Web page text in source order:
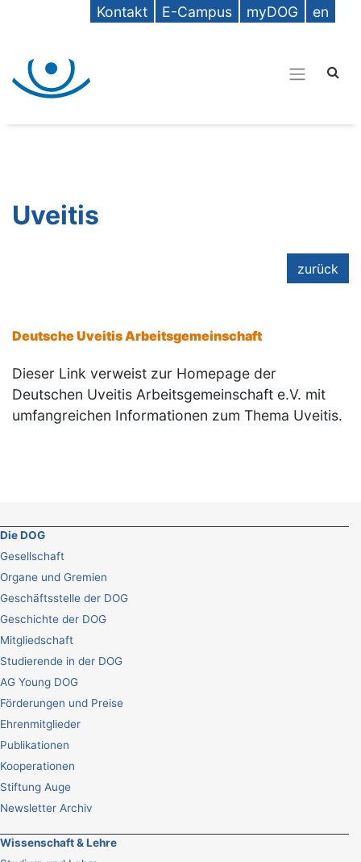
Kontakt E-Campus myDOG en
Uveitis
zurück
Deutsche Uveitis Arbeitsgemeinschaft
Dieser Link verweist zur Homepage der
Deutschen Uveitis Arbeitsgemeinschaft e.V. mit
umfangreichen Informationen zum Thema Uveitis.
Die DOG
Gesellschaft
Organe und Gremien
Geschäftsstelle der DOG
Geschichte der DOG
Mitgliedschaft
Studierende in der DOG
AG Young DOG
Förderungen und Preise
Ehrenmitglieder
Publikationen
Kooperationen
Stiftung Auge
Newsletter Archiv
Wissenschaft & Lehre